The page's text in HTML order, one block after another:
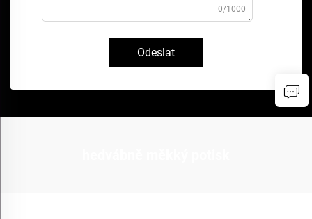
0/1000
Odeslat